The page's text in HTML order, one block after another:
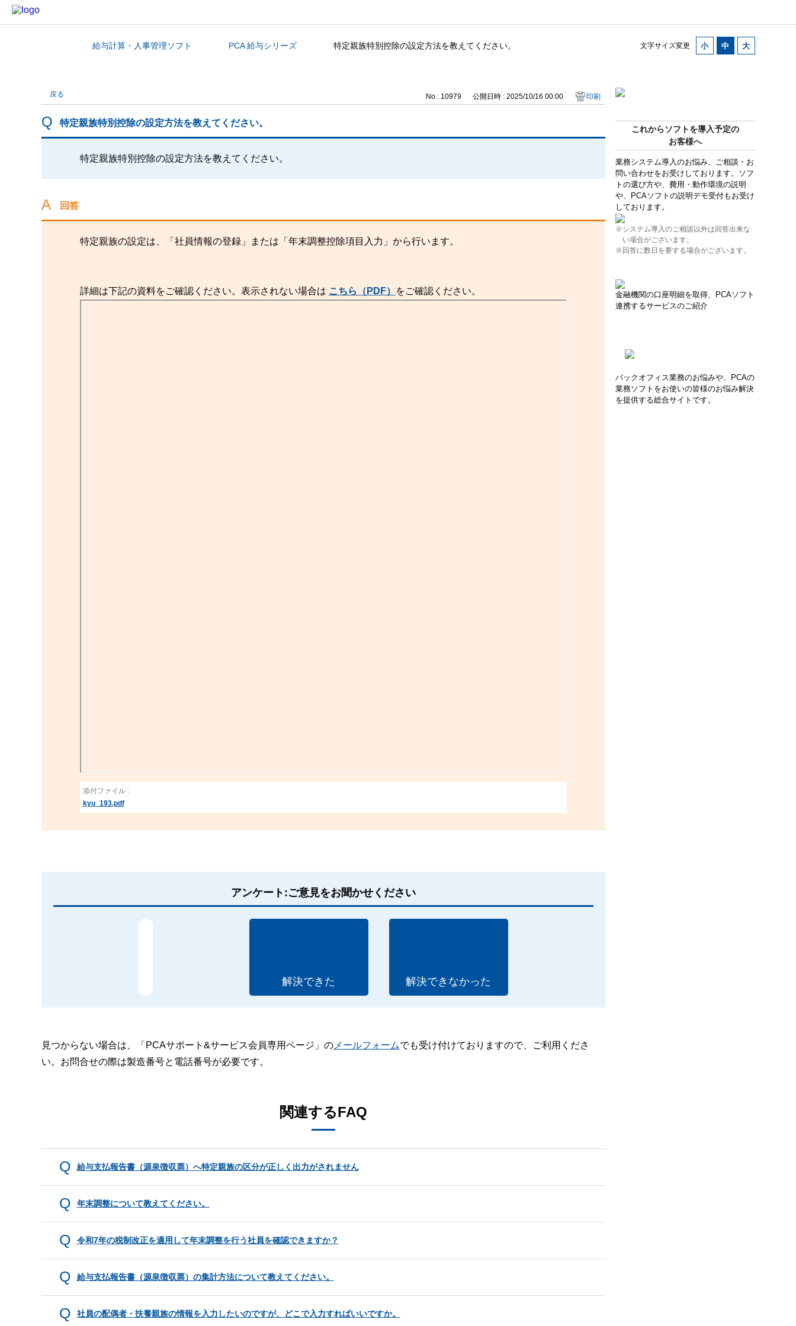
文字サイズ変更
カテゴリから探す給与計算・人事管理ソフト PCA 給与シリーズ 特定親族特別控除の設定方法を教えてください。
これからソフトを導入予定の
お客様へ
業務システム導入のお悩み、ご相談・お
問い合わせをお受けしております。ソフ
トの選び方や、費用・動作環境の説明
や、PCAソフトの説明デモ受付もお受け
しております。
※システム導入のご相談以外は回答出来な
い場合がございます。
※回答に数日を要する場合がございます。
金融機関の口座明細を取得、PCAソフト
連携するサービスのご紹介
バックオフィス業務のお悩みや、PCAの
業務ソフトをお使いの皆様のお悩み解決
を提供する総合サイトです。
戻る No : 10979 公開日時 : 2025/10/16 00:00 印刷
特定親族特別控除の設定方法を教えてください。
特定親族特別控除の設定方法を教えてください。
回答
特定親族の設定は、「社員情報の登録」または「年末調整控除項目入力」から行います。
詳細は下記の資料をご確認ください。表示されない場合は こちら（PDF） をご確認ください。
添付ファイル :
kyu_193.pdf
アンケート:ご意見をお聞かせください
解決できた 解決できなかった
見つからない場合は、「PCAサポート&サービス会員専用ページ」のメールフォームでも受け付けておりますので、ご利用くださ
い。お問合せの際は製造番号と電話番号が必要です。
関連するFAQ
給与支払報告書（源泉徴収票）へ特定親族の区分が正しく出力がされません
年末調整について教えてください。
令和7年の税制改正を適用して年末調整を行う社員を確認できますか？
給与支払報告書（源泉徴収票）の集計方法について教えてください。
社員の配偶者・扶養親族の情報を入力したいのですが、どこで入力すればいいですか。